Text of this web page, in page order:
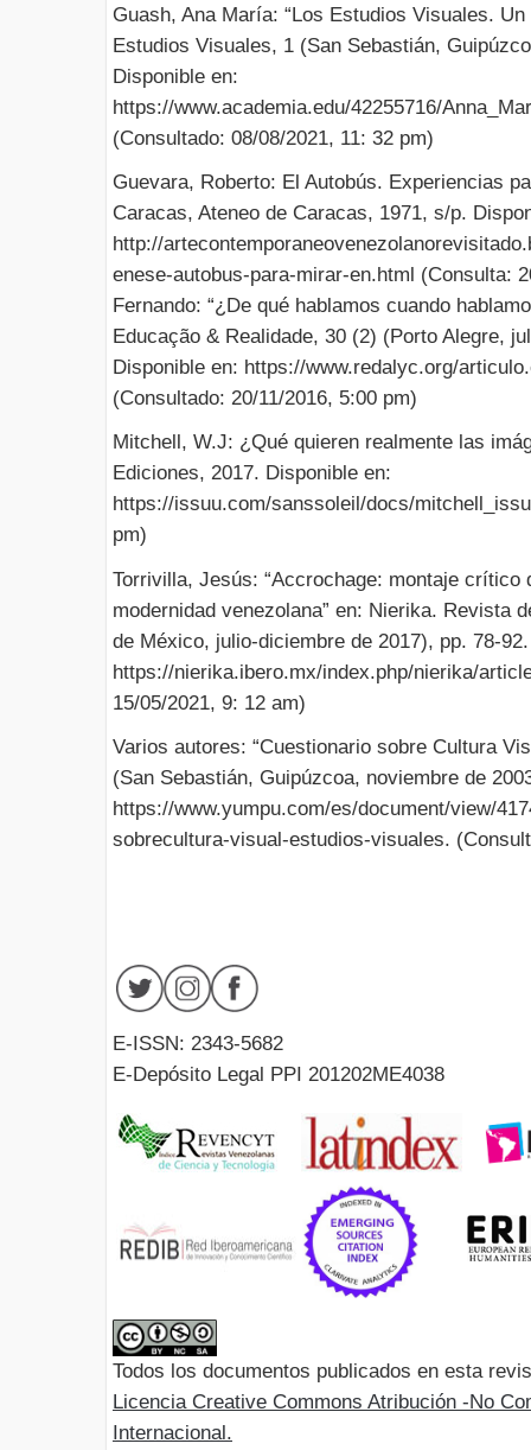
Guash, Ana María: “Los Estudios Visuales.
Estudios Visuales, 1 (San Sebastián,
Disponible en:
https://www.academia.edu/42255716/
(Consultado: 08/08/2021, 11: 32 pm)
Guevara, Roberto: El Autobús. Experiencias
Caracas, Ateneo de Caracas, 1971, s/p.
http://
enese-autobus-para-mirar-en.html (Consulta:
Fernando: “¿De qué hablamos cuando
Educação & Realidade, 30 (2) (Porto Alegre,
Disponible en: https://www.redalyc.org/
(Consultado: 20/11/2016, 5:00 pm)
Mitchell, W.J: ¿Qué quieren realmente las
Ediciones, 2017. Disponible en:
https://issuu.com/sanssoleil/docs/
pm)
Torrivilla, Jesús: “Accrochage: montaje crítico
modernidad venezolana” en: Nierika. Revista
de México, julio-diciembre de 2017), pp. 78-
https://nierika.ibero.mx/index.php/nierika/
15/05/2021, 9: 12 am)
Varios autores: “Cuestionario sobre Cultura
(San Sebastián, Guipúzcoa, noviembre de
https://www.yumpu.com/es/document/view/
sobrecultura-visual-estudios-visuales.
E-ISSN: 2343-5682
E-Depósito Legal PPI 201202ME4038
Todos los documentos publicados en esta
Licencia Creative Commons Atribución -No
Internacional.